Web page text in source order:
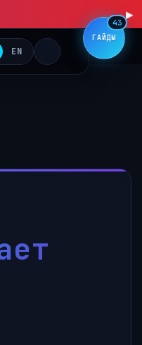
EN ГАЙДЫ
43